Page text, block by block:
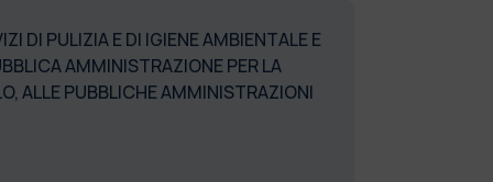
DI PULIZIA E DI IGIENE AMBIENTALE E
AMMINISTRAZIONE PER LA
ALLE PUBBLICHE AMMINISTRAZIONI